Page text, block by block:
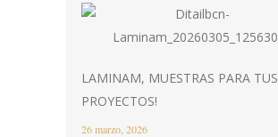
LAMINAM, MUESTRAS PARA TUS
PROYECTOS!
26 marzo, 2026